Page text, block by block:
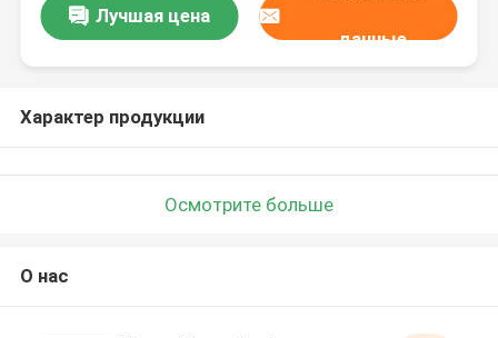
Лучшая цена
данные
Характер продукции
Осмотрите больше
О нас